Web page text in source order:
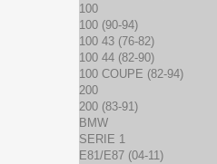
100
100 (90-94)
100 43 (76-82)
100 44 (82-90)
100 COUPE (82-94)
200
200 (83-91)
BMW
SERIE 1
E81/E87 (04-11)